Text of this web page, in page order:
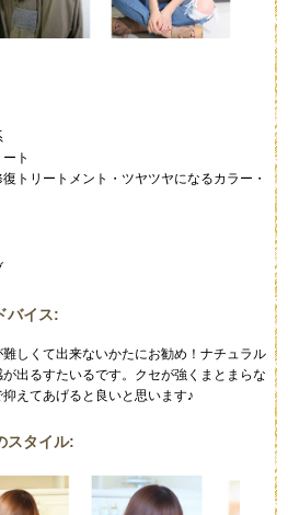
ト
トリートメント・ツヤツヤになるカラー・
バイス:
しくて出来ないかたにお勧め！ナチュラル
出るすたいるです。クセが強くまとまらな
えてあげると良いと思います♪
スタイル: